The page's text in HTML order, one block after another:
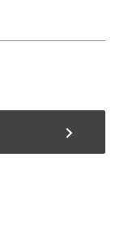
keyboard_arrow_right